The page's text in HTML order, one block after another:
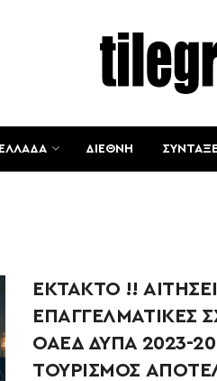
ΕΛΛΑΔΑ ΔΙΕΘΝΗ
ΕΚΤΑΚΤΟ !!
ΕΠΑΓΓΕΛΜΑΤΙΚΕΣ
ΟΑΕΔ ΔΥΠΑ 2023-
ΤΟΥΡΙΣΜΟΣ